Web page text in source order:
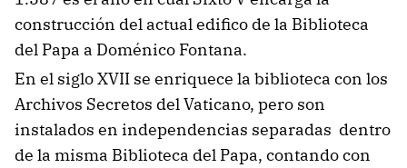
construcción del actual edifico de la Biblioteca
del Papa a Doménico Fontana.
En el siglo XVII se enriquece la biblioteca con los
Archivos Secretos del Vaticano, pero son
instalados en independencias separadas dentro
de la misma Biblioteca del Papa, contando con